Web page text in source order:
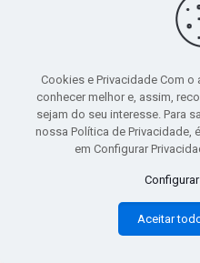
Cookies e Privacidade Com
conhecer melhor e, assim,
sejam do seu interesse. Para
nossa Política de Privacidade,
em Configurar
Aceitar
gtag('event', 'purchase', {
1.23, user_data: { email_address:
'menlopark', region: 'ca',
item_name: 'foo', quantity: 5, price:
'baz', }], });